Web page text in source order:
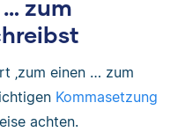
… zum
‚zum einen … zum
Kommasetzung
achten.